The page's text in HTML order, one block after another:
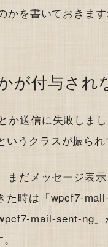
を書いておきます
が付与され
送信に失敗しま
うクラスが振られ
まだメッセージ表
た時は「wpcf7-
mail-sent-ng